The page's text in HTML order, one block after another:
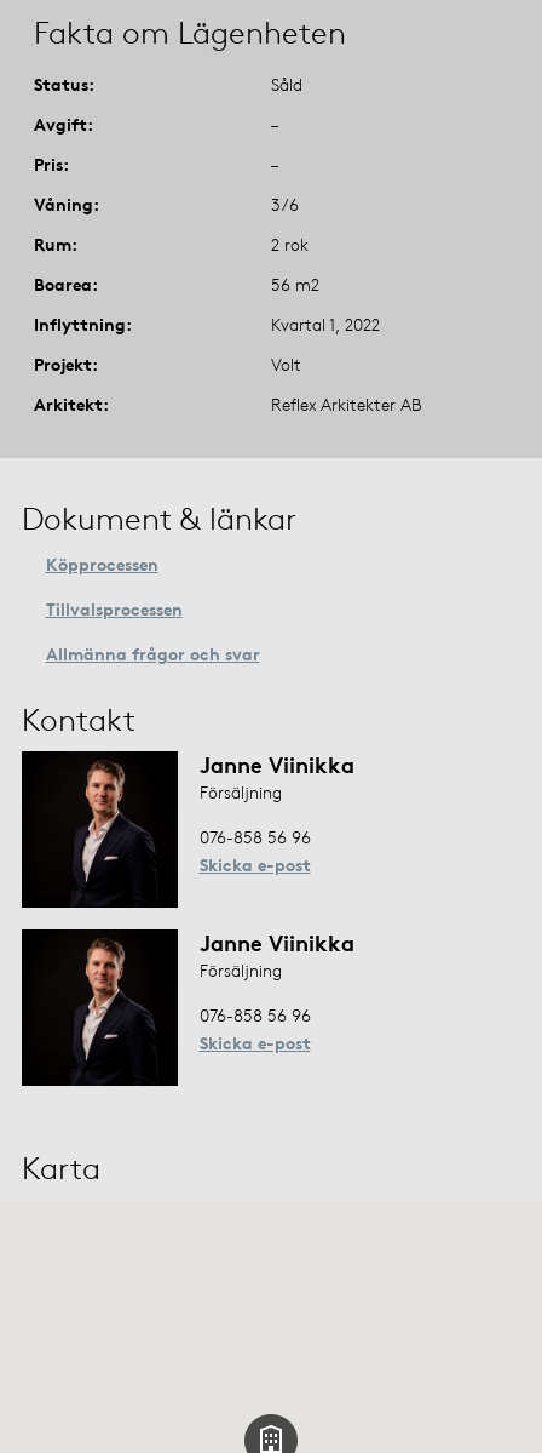
Fakta om Lägenheten
Status
Såld
Avgift
–
Pris
–
Våning
3/6
Rum
2 rok
Boarea
56 m2
Inflyttning
Kvartal 1, 2022
Projekt
Volt
Arkitekt
Reflex Arkitekter AB
Dokument & länkar
Köpprocessen
Tillvalsprocessen
Allmänna frågor och svar
Kontakt
Janne Viinikka
Försäljning
076-858 56 96
Skicka e-post
Janne Viinikka
Försäljning
076-858 56 96
Skicka e-post
Karta